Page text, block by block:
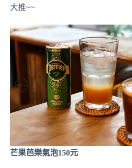
大推~~
芒果芭樂氣泡150元